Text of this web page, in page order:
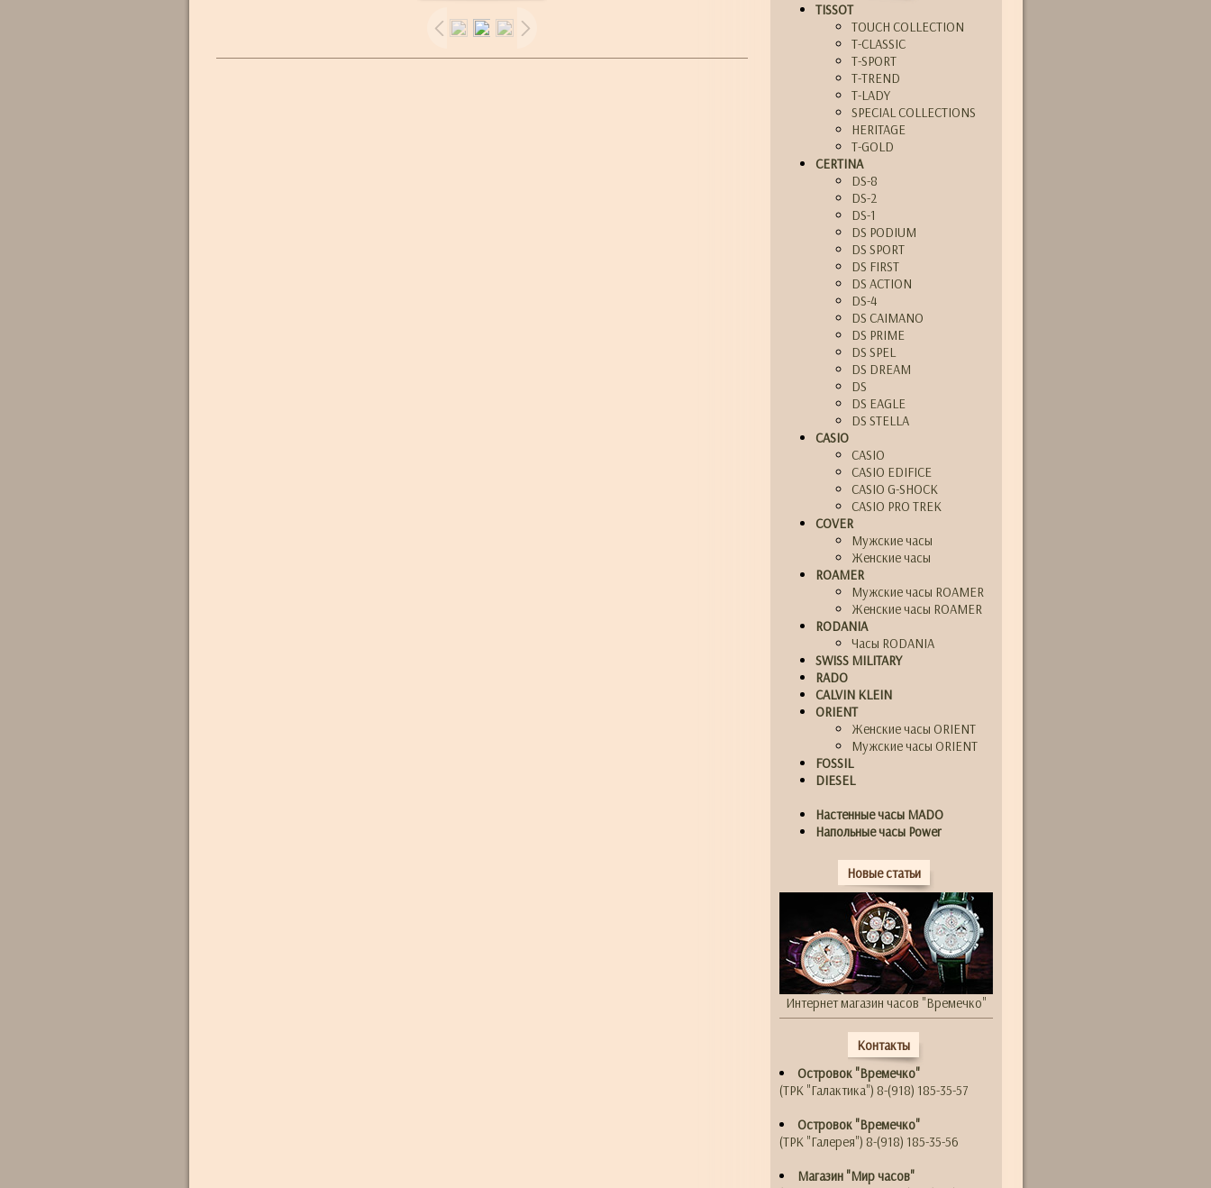
TISSOT
TOUCH COLLECTION
T-CLASSIC
T-SPORT
T-TREND
T-LADY
SPECIAL COLLECTIONS
HERITAGE
T-GOLD
CERTINA
DS-8
DS-2
DS-1
DS PODIUM
DS SPORT
DS FIRST
DS ACTION
DS-4
DS CAIMANO
DS PRIME
DS SPEL
DS DREAM
DS
DS EAGLE
DS STELLA
CASIO
CASIO
CASIO EDIFICE
CASIO G-SHOCK
CASIO PRO TREK
COVER
Мужские часы
Женские часы
ROAMER
Мужские часы ROAMER
Женские часы ROAMER
RODANIA
Часы RODANIA
SWISS MILITARY
RADO
CALVIN KLEIN
ORIENT
Женские часы ORIENT
Мужские часы ORIENT
FOSSIL
DIESEL
Настенные часы MADO
Напольные часы Power
Новые статьи
Интернет магазин часов "Времечко"
Контакты
Островок "Времечко"
(ТРК "Галактика") 8-(918) 185-35-57
Островок "Времечко"
(ТРК "Галерея") 8-(918) 185-35-56
Магазин "Мир часов"